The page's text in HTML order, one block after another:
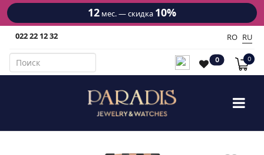
12 мес. — скидка 10%
022 22 12 32 RO RU
0 0